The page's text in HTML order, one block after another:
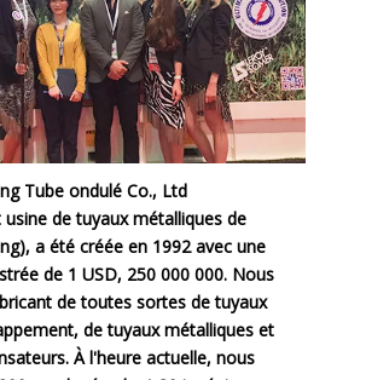
Tube ondulé Co., Ltd
de tuyaux métalliques de
a été créée en 1992 avec une
de 1 USD, 250 000 000. Nous
de toutes sortes de tuyaux
de tuyaux métalliques et
À l'heure actuelle, nous